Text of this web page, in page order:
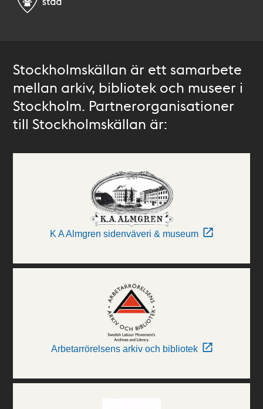
Stockholmskällan är ett samarbete
mellan arkiv, bibliotek och museer i
Stockholm. Partnerorganisationer
till Stockholmskällan är:
K A Almgren sidenväveri & museum
Arbetarrörelsens arkiv och bibliotek